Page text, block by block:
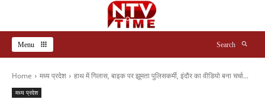
Menu Search
Home मध्य प्रदेश हाथ में गिलास, बाइक पर झूमता पुलिसकर्मी, इंदौर का वीडियो बना चर्चा...
मध्य प्रदेश